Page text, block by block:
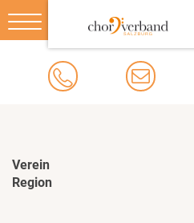
Toggle
navigation
Verein
Region